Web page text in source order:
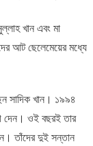
খান এবং মা
আট ছেলেমেয়ের মধ্যে
সাদিক খান। ১৯৯৪
দেন। ওই বছরই তার
তাঁদের দুই সন্তান